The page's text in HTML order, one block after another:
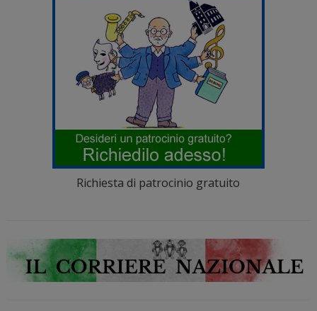
Richiesta di patrocinio gratuito